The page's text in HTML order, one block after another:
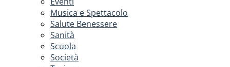
Musica e Spettacolo
Salute Benessere
Sanità
Scuola
Società